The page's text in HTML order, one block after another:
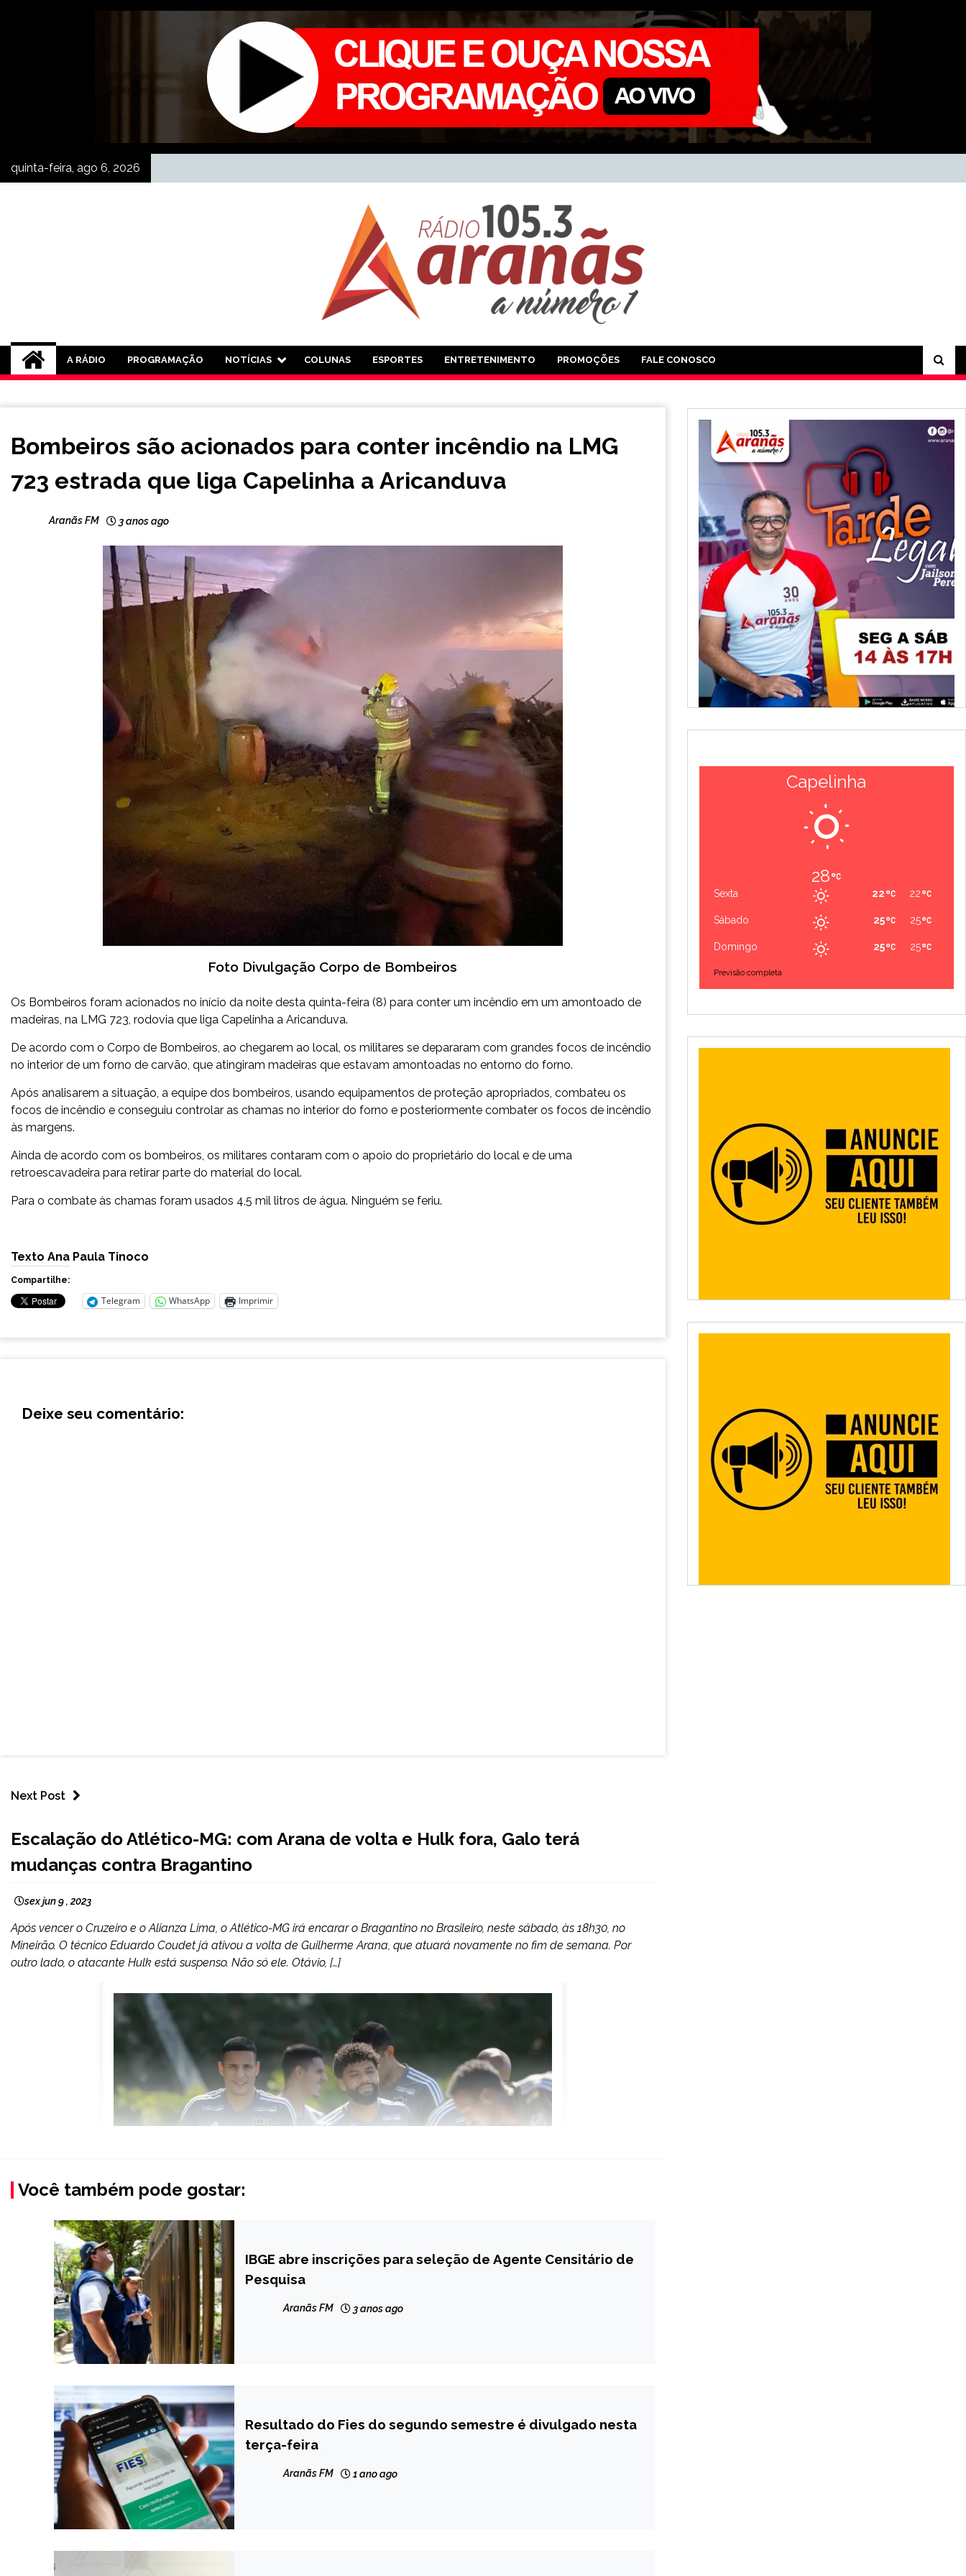
quinta-feira, ago 6, 2026
Rádio Aranãs 105.3
A RÁDIO PROGRAMAÇÃO NOTÍCIAS COLUNAS ESPORTES ENTRETENIMENTO PROMOÇÕES FALE CONOSCO
MINAS
NOTÍCIAS
Bombeiros são acionados para conter incêndio na LMG
723 estrada que liga Capelinha a Aricanduva
Aranãs FM 3 anos ago
Foto Divulgação Corpo de Bombeiros
Os Bombeiros foram acionados no início da noite desta quinta-feira (8) para conter um incêndio em um amontoado de
madeiras, na LMG 723, rodovia que liga Capelinha a Aricanduva.
De acordo com o Corpo de Bombeiros, ao chegarem ao local, os militares se depararam com grandes focos de incêndio
no interior de um forno de carvão, que atingiram madeiras que estavam amontoadas no entorno do forno.
Após analisarem a situação, a equipe dos bombeiros, usando equipamentos de proteção apropriados, combateu os
focos de incêndio e conseguiu controlar as chamas no interior do forno e posteriormente combater os focos de incêndio
às margens.
Ainda de acordo com os bombeiros, os militares contaram com o apoio do proprietário do local e de uma
retroescavadeira para retirar parte do material do local.
Para o combate às chamas foram usados 4,5 mil litros de água. Ninguém se feriu.
Texto Ana Paula Tinoco
Compartilhe:
Telegram WhatsApp Imprimir
Deixe seu comentário:
Next Post
Escalação do Atlético-MG: com Arana de volta e Hulk fora, Galo terá
mudanças contra Bragantino
sex jun 9 , 2023
Após vencer o Cruzeiro e o Alianza Lima, o Atlético-MG irá encarar o Bragantino no Brasileiro, neste sábado, às 18h30, no
Mineirão. O técnico Eduardo Coudet já ativou a volta de Guilherme Arana, que atuará novamente no fim de semana. Por
outro lado, o atacante Hulk está suspenso. Não só ele. Otávio, […]
Você também pode gostar:
BRASIL
NOTÍCIAS
IBGE abre inscrições para seleção de Agente Censitário de
Pesquisa
Aranãs FM 3 anos ago
BRASIL
NOTÍCIAS
Resultado do Fies do segundo semestre é divulgado nesta
terça-feira
Aranãs FM 1 ano ago
Capelinha
28
Sexta 22
22
Sábado 25
25
Domingo 25
25
Previsão completa